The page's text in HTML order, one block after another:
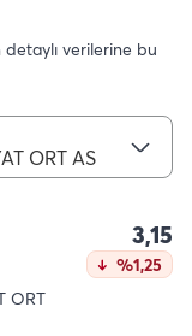
detaylı verilerine bu
ORT AS
ORT
3,15
%1,25